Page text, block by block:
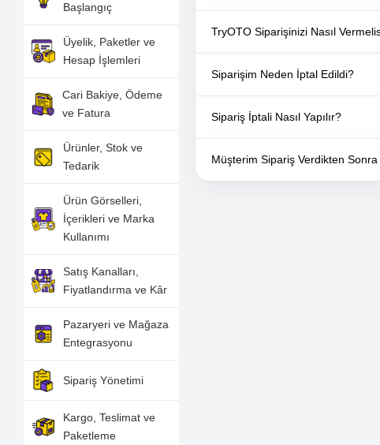
Başlangıç
Üyelik, Paketler ve
Hesap İşlemleri
Cari Bakiye, Ödeme
ve Fatura
Ürünler, Stok ve
Tedarik
Ürün Görselleri,
İçerikleri ve Marka
Kullanımı
Satış Kanalları,
Fiyatlandırma ve Kâr
Pazaryeri ve Mağaza
Entegrasyonu
Sipariş Yönetimi
Kargo, Teslimat ve
Paketleme
TryOTO Siparişinizi Nasıl
Siparişim Neden İptal Edildi?
Sipariş İptali Nasıl Yapılır?
Müşterim Sipariş Verdikten